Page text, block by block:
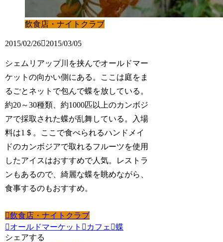
飲食店・ナイトクラブ
2015/02/26 2015/03/05
シェムリアップ川を挟んでオールドマー
ケットの向かい側にある。ここは庭をま
るごとネットで包んで蝶を放している。
約20～30種類、約1000匹以上のカンボジ
アで採取された蝶が乱舞している。入場
料は1＄。ここで食べられるハンドメイ
ドのカンボジアで取れるフルーツを使用
したアイスはおすすめで人気。レストラ
ンもあるので、綺麗な蝶を眺めながら、
食事するのもおすすめ。
飲食店・ナイトクラブ
オールドマーケット
カフェ
蝶
シェアする